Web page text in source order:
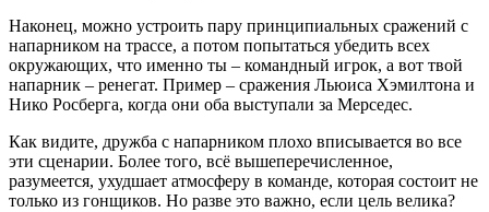
Наконец, можно устроить пару принципиальных сражений с
напарником на трассе, а потом попытаться убедить всех
окружающих, что именно ты – командный игрок, а вот твой
напарник – ренегат. Пример – сражения Льюиса Хэмилтона и
Нико Росберга, когда они оба выступали за Мерседес.
Как видите, дружба с напарником плохо вписывается во все
эти сценарии. Более того, всё вышеперечисленное,
разумеется, ухудшает атмосферу в команде, которая состоит не
только из гонщиков. Но разве это важно, если цель велика?